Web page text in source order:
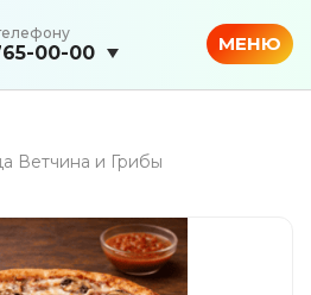
00-00 МЕНЮ
Ветчина и Грибы